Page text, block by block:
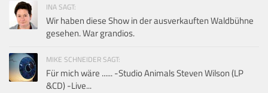
INA SAGT:
Wir haben diese Show in der ausverkauften Waldbühne
gesehen. War grandios.
MIKE SCHNEIDER SAGT:
Für mich wäre ...... -Studio Animals Steven Wilson (LP
&CD) -Live...